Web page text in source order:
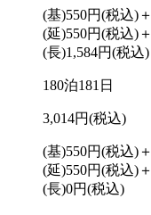
(基)550円(税込)＋
(延)550円(税込)＋
(長)1,584円(税込)
180泊181日
3,014円(税込)
(基)550円(税込)＋
(延)550円(税込)＋
(長)0円(税込)